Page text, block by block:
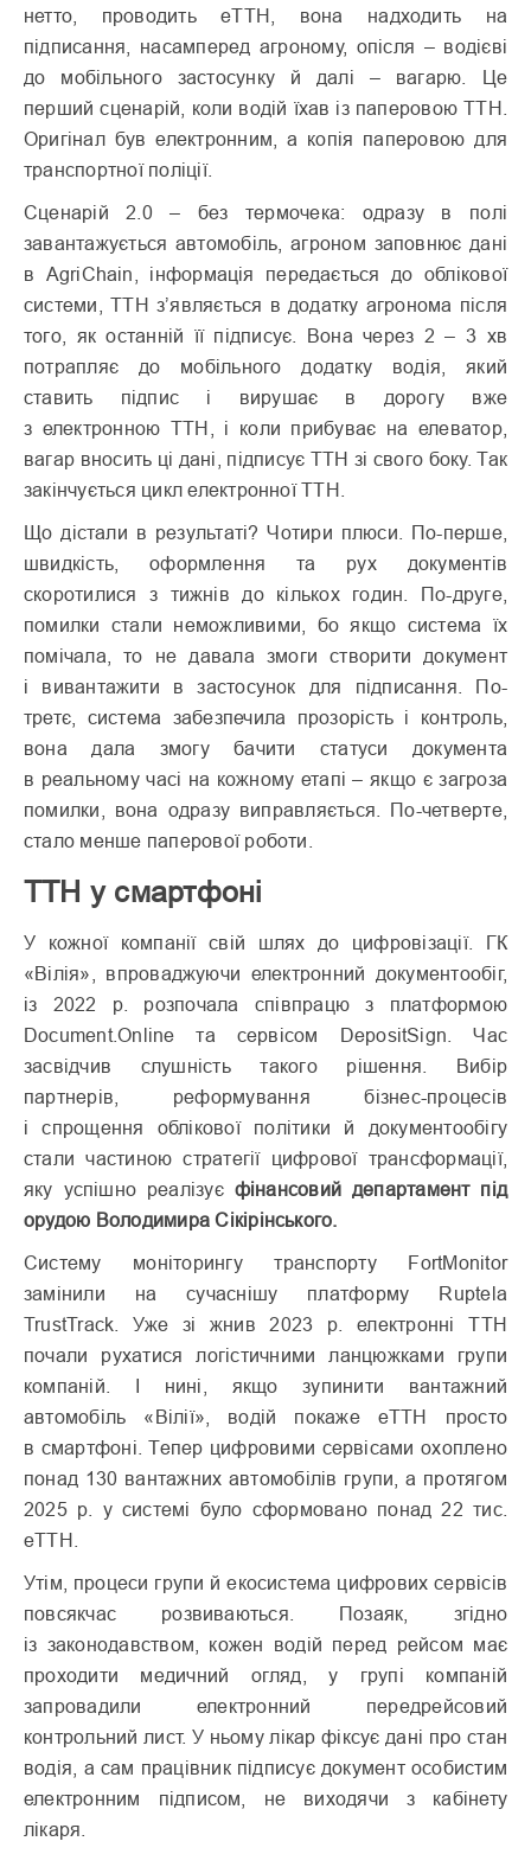
нетто, проводить еТТН, вона надходить на
підписання, насамперед агроному, опісля – водієві
до мобільного застосунку й далі – вагарю. Це
перший сценарій, коли водій їхав із паперовою ТТН.
Оригінал був електрон­ним, а копія паперовою для
транспортної поліції.
Сценарій 2.0 – без термочека: одразу в полі
завантажується автомобіль, агроном заповнює дані
в AgriChain, інформація передається до облікової
системи, ТТН з’являється в додатку агронома після
того, як останній її підписує. Вона через 2 – 3 хв
потрапляє до мобільного додатку водія, який
ставить підпис і вирушає в дорогу вже
з електронною ТТН, і коли прибуває на елеватор,
вагар вносить ці дані, підписує ТТН зі свого боку. Так
закінчується цикл електронної ТТН.
Що дістали в результаті? Чотири плюси. По-перше,
швидкість, оформлення та рух документів
скоротилися з тижнів до кількох годин. По-друге,
помилки стали неможливими, бо якщо система їх
помічала, то не давала змоги створити документ
і вивантажити в застосунок для підписання. По-
третє, система забезпечила прозорість і контроль,
вона дала змогу бачити статуси документа
в реальному часі на кожному етапі – якщо є загроза
помилки, вона одразу виправляється. По-четверте,
стало менше паперової роботи.
ТТН у смартфоні
У кожної компанії свій шлях до цифровізації. ГК
«Вілія», впроваджуючи електронний документообіг,
із 2022 р. розпочала спів­працю з платформою
Document.Online та сервісом DepositSign. Час
засвідчив слушність такого рішення. Вибір
партнерів, реформування бізнес-процесів
і спрощення облікової політики й документообігу
стали частиною стратегії цифрової трансформації,
яку успішно реалізує фінансовий департамент під
орудою Володимира Сікірінського.
Систему моніторингу транспорту FortMonitor
замінили на сучаснішу платформу Ruptela
TrustTrack. Уже зі жнив 2023 р. електронні ТТН
почали рухатися логістичними ланцюжками групи
компаній. І нині, якщо зупинити вантажний
автомобіль «Вілії», водій покаже еТТН просто
в смартфоні. Тепер цифровими сервісами охоплено
понад 130 вантажних автомобілів групи, а протягом
2025 р. у системі було сформовано понад 22 тис.
еТТН.
Утім, процеси групи й екосистема цифрових сервісів
повсякчас розвиваються. Позаяк, згідно
із законодавством, кожен водій перед рейсом має
проходити медичний огляд, у групі компаній
запровадили електронний передрейсовий
контрольний лист. У ньому лікар фіксує дані про стан
водія, а сам працівник підписує документ особистим
електронним підписом, не виходячи з кабінету
лікаря.